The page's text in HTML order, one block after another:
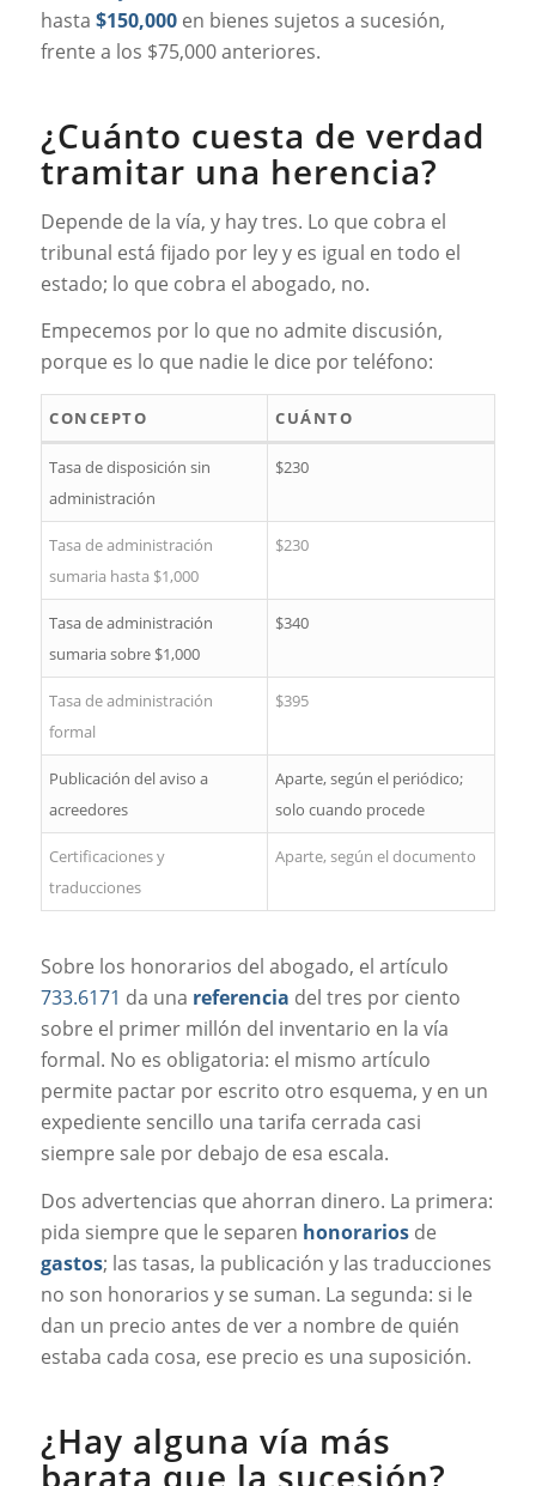
hasta $150,000en bienes sujetos a sucesión,
frente a los $75,000 anteriores.
¿Cuánto cuesta de verdad
tramitar una herencia?
Depende de la vía, y hay tres. Lo que cobra el
tribunal está fijado por ley y es igual en todo el
estado; lo que cobra el abogado, no.
Empecemos por lo que no admite discusión,
porque es lo que nadie le dice por teléfono:
CONCEPTO CUÁNTO
Tasa de disposición sin
administración
$230
Tasa de administración
sumaria hasta $1,000
$230
Tasa de administración
sumaria sobre $1,000
$340
Tasa de administración
formal
$395
Publicación del aviso a
acreedores
Aparte, según el periódico;
solo cuando procede
Certificaciones y
traducciones
Aparte, según el documento
Sobre los honorarios del abogado, el artículo
733.6171 da una referencia del tres por ciento
sobre el primer millón del inventario en la vía
formal. No es obligatoria: el mismo artículo
permite pactar por escrito otro esquema, y en un
expediente sencillo una tarifa cerrada casi
siempre sale por debajo de esa escala.
Dos advertencias que ahorran dinero. La primera:
pida siempre que le separen honorariosde
gastos; las tasas, la publicación y las traducciones
no son honorarios y se suman. La segunda: si le
dan un precio antes de ver a nombre de quién
estaba cada cosa, ese precio es una suposición.
¿Hay alguna vía más
barata que la sucesión?